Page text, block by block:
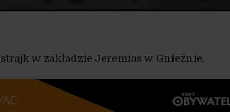
w zakładzie Jeremias w Gnieźnie.